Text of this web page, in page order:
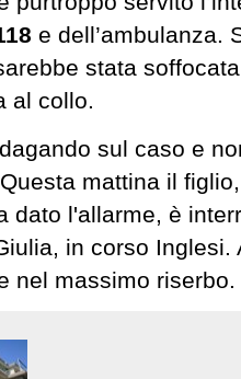
e dell’ambulanza.
stata
al collo.
sul caso e
. Questa mattina il
dato l'allarme, è
in corso Inglesi.
nel massimo riserbo.